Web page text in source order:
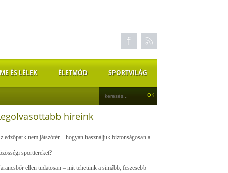
ÉS LÉLEK ÉLETMÓD SPORTVILÁG
híreink
edzőpark nem játszótér – hogyan használjuk biztonságosan a
sporttereket?
ellen tudatosan – mit tehetünk a simább, feszesebb